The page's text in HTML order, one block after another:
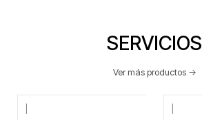
SERVICIOS
Ver más productos